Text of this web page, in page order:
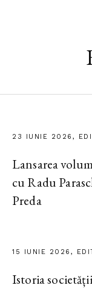
23 IUNIE 2026,
Lansarea
cu Radu
Preda
15 IUNIE 2026,
Istoria